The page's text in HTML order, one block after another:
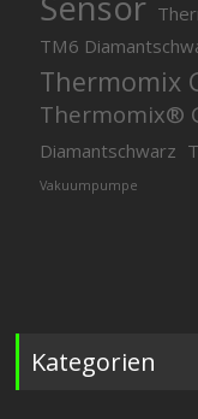
TM6
Thermomix
Thermomix®
Diamantschwarz
Vakuumpumpe
Kategorien